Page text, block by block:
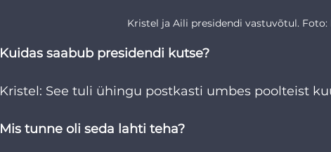
Kristel ja Aili presidendi vastuvõtul. Foto:
Kuidas saabub presidendi kutse?
Kristel: See tuli ühingu postkasti umbes poolteist
Mis tunne oli seda lahti teha?